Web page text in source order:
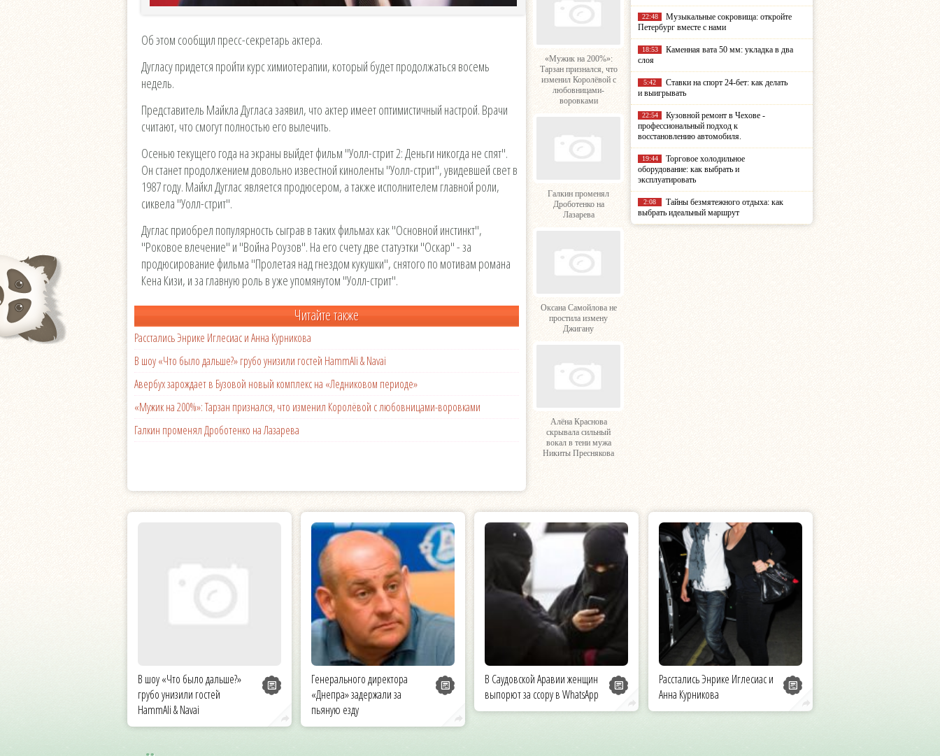
Об этом сообщил пресс-секретарь актера.
Дугласу придется пройти курс химиотерапии, который будет продолжаться восемь
недель.
Представитель Майкла Дугласа заявил, что актер имеет оптимистичный настрой. Врачи
считают, что смогут полностью его вылечить.
Осенью текущего года на экраны выйдет фильм "Уолл-стрит 2: Деньги никогда не спят".
Он станет продолжением довольно известной киноленты "Уолл-стрит", увидевшей свет в
1987 году. Майкл Дуглас является продюсером, а также исполнителем главной роли,
сиквела "Уолл-стрит".
Дуглас приобрел популярность сыграв в таких фильмах как "Основной инстинкт",
"Роковое влечение" и "Война Роузов". На его счету две статуэтки "Оскар" - за
продюсирование фильма "Пролетая над гнездом кукушки", снятого по мотивам романа
Кена Кизи, и за главную роль в уже упомянутом "Уолл-стрит".
Читайте также
Расстались Энрике Иглесиас и Анна Курникова
В шоу «Что было дальше?» грубо унизили гостей HammAli & Navai
Авербух зарождает в Бузовой новый комплекс на «Ледниковом периоде»
«Мужик на 200%»: Тарзан признался, что изменил Королёвой с любовницами-воровками
Галкин променял Дроботенко на Лазарева
«Мужик на 200%»:
Тарзан признался, что
изменил Королёвой с
любовницами-
воровками
Галкин променял
Дроботенко на
Лазарева
Оксана Самойлова не
простила измену
Джигану
Алёна Краснова
скрывала сильный
вокал в тени мужа
Никиты Преснякова
22:48
Музыкальные сокровища: откройте
Петербург вместе с нами
18:53
Каменная вата 50 мм: укладка в два
слоя
5:42
Ставки на спорт 24-бет: как делать
и выигрывать
22:54
Кузовной ремонт в Чехове -
профессиональный подход к
восстановлению автомобиля.
19:44
Торговое холодильное
оборудование: как выбрать и
эксплуатировать
2:08
Тайны безмятежного отдыха: как
выбрать идеальный маршрут
В шоу «Что было дальше?»
грубо унизили гостей
HammAli & Navai
Генерального директора
«Днепра» задержали за
пьяную езду
В Саудовской Аравии женщин
выпорют за ссору в WhatsApp
Расстались Энрике Иглесиас и
Анна Курникова